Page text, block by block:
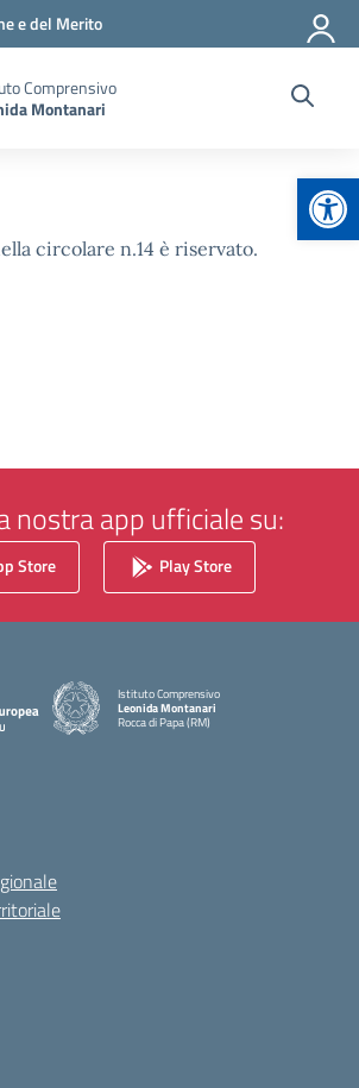
e del Merito
Comprensivo
Montanari
circolare n.14 è riservato.
nostra app ufficiale su:
Store Play Store
Istituto Comprensivo
Leonida Montanari
Rocca di Papa (RM)
— Visita la pagina iniziale della scuola